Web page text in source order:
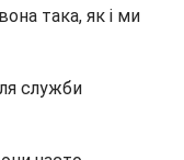
така, як і ми
служби